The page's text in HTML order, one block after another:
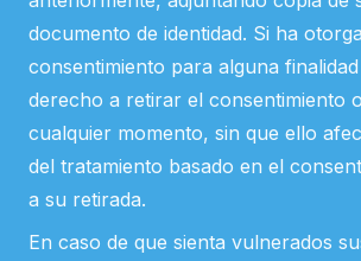
documento de identidad. Si ha
consentimiento para alguna
derecho a retirar el consentimiento
cualquier momento, sin que ello
del tratamiento basado en el
a su retirada.
En caso de que sienta vulnerados